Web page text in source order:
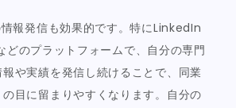
報発信も効果的です。特にLinkedIn
のプラットフォームで、自分の専門
や実績を発信し続けることで、同業
目に留まりやすくなります。自分の